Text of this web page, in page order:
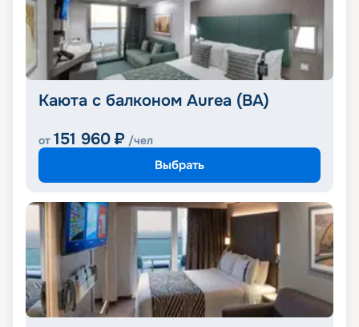
Каюта с балконом Aurea (BA)
от 151 960 ₽ /чел
Выбрать